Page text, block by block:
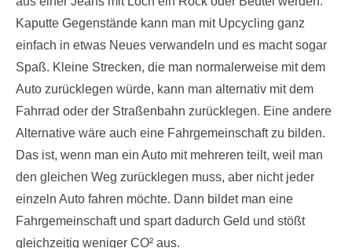
Kaputte Gegenstände kann man mit Upcycling ganz
einfach in etwas Neues verwandeln und es macht sogar
Spaß. Kleine Strecken, die man normalerweise mit dem
Auto zurücklegen würde, kann man alternativ mit dem
Fahrrad oder der Straßenbahn zurücklegen. Eine andere
Alternative wäre auch eine Fahrgemeinschaft zu bilden.
Das ist, wenn man ein Auto mit mehreren teilt, weil man
den gleichen Weg zurücklegen muss, aber nicht jeder
einzeln Auto fahren möchte. Dann bildet man eine
Fahrgemeinschaft und spart dadurch Geld und stößt
gleichzeitig weniger CO² aus.